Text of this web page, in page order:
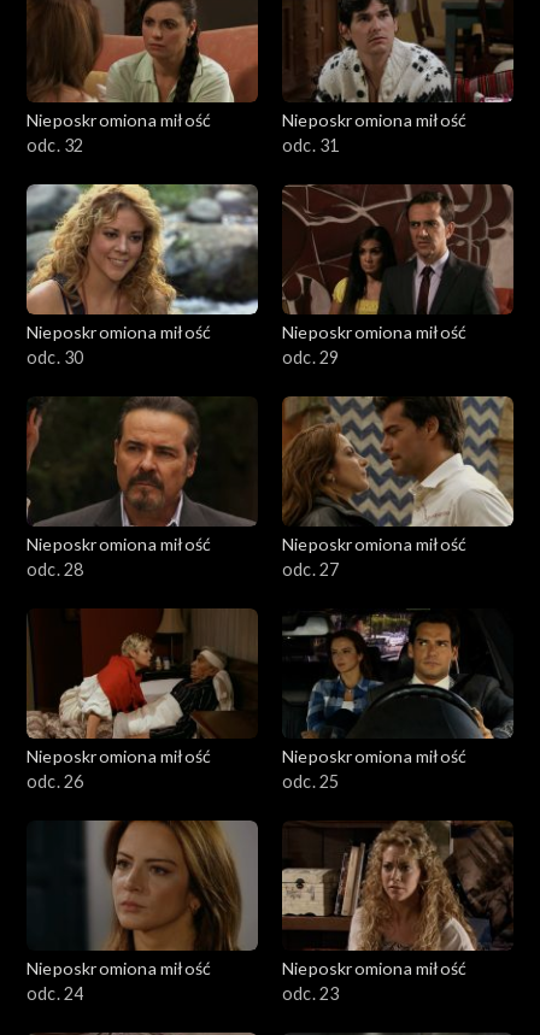
Nieposkromiona miłość
odc. 32
Nieposkromiona miłość
odc. 31
Nieposkromiona miłość
odc. 30
Nieposkromiona miłość
odc. 29
Nieposkromiona miłość
odc. 28
Nieposkromiona miłość
odc. 27
Nieposkromiona miłość
odc. 26
Nieposkromiona miłość
odc. 25
Nieposkromiona miłość
odc. 24
Nieposkromiona miłość
odc. 23